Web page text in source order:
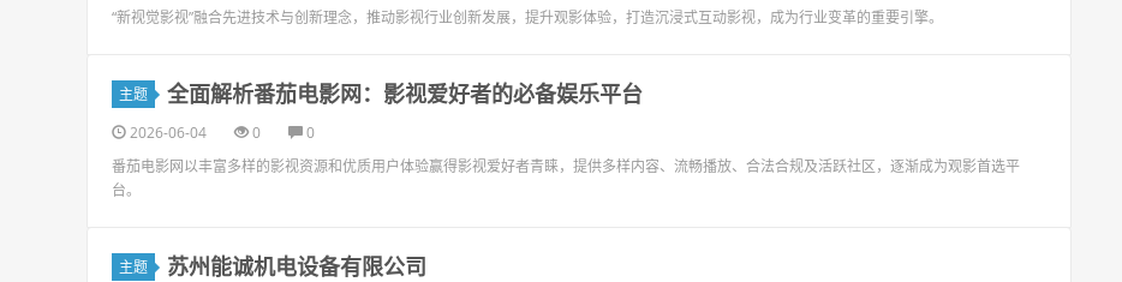
“新视觉影视”融合先进技术与创新理念，推动影视行业创新发展，提升观影体验，打造沉浸式互动影视，成为行业变革的重要引擎。
主题 全面解析番茄电影网：影视爱好者的必备娱乐平台
2026-06-04 0
0
番茄电影网以丰富多样的影视资源和优质用户体验赢得影视爱好者青睐，提供多样内容、流畅播放、合法合规及活跃社区，逐渐成为观影首选平
台。
主题 苏州能诚机电设备有限公司